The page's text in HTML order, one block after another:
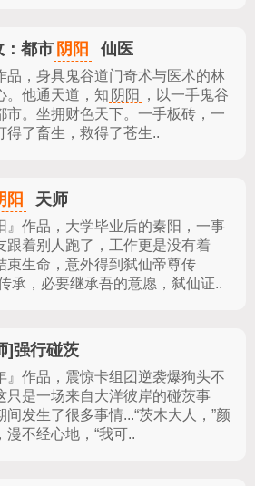
：都市阴阳 仙医
品， 身具鬼谷道门奇术与医术的林
。他通天道，知 阴阳
，以一手鬼谷
市。坐拥财色天下。一手板砖，一
得了畜生，救得了苍生..
阳 天师
』作品， 大学毕业后的秦阳，一事
跟着别人跑了，工作更是没有着
束生命，意外得到弑仙帝尊传
承，必要继承吾的意愿，弑仙证..
]强行碰茨
』作品， 震惊卡组团逆袭爆狗头不
只是一场来自大洋彼岸的碰茨事
间发生了很多事情...“茨木大人，”颜
漫不经心地，“我可..